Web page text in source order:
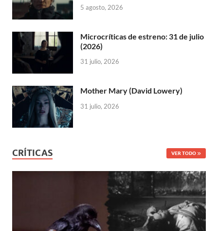
5 agosto, 2026
Microcríticas de estreno: 31 de julio
(2026)
31 julio, 2026
Mother Mary (David Lowery)
31 julio, 2026
CRÍTICAS VER TODO